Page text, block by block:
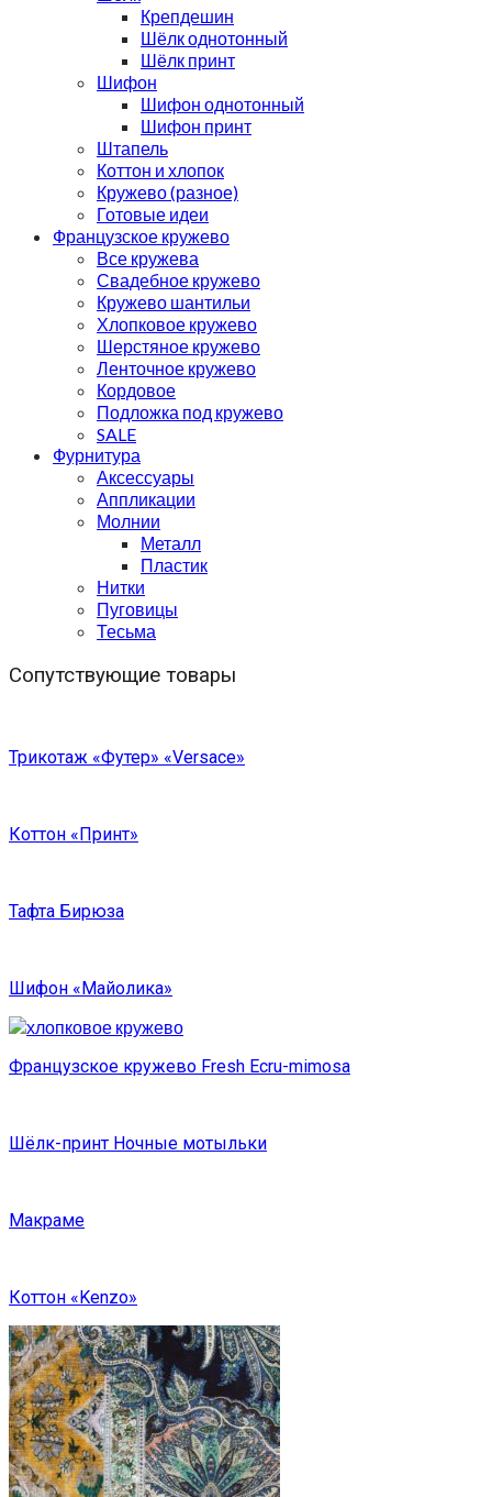
Крепдешин
Шёлк однотонный
Шёлк принт
Шифон
Шифон однотонный
Шифон принт
Штапель
Коттон и хлопок
Кружево (разное)
Готовые идеи
Французское кружево
Все кружева
Свадебное кружево
Кружево шантильи
Хлопковое кружево
Шерстяное кружево
Ленточное кружево
Кордовое
Подложка под кружево
SALE
Фурнитура
Аксессуары
Аппликации
Молнии
Металл
Пластик
Нитки
Пуговицы
Тесьма
Сопутствующие товары
Трикотаж «Футер» «Versace»
Коттон «Принт»
Тафта Бирюза
Шифон «Майолика»
Французское кружево Fresh Ecru-mimosa
Шёлк-принт Ночные мотыльки
Макраме
Коттон «Kenzo»